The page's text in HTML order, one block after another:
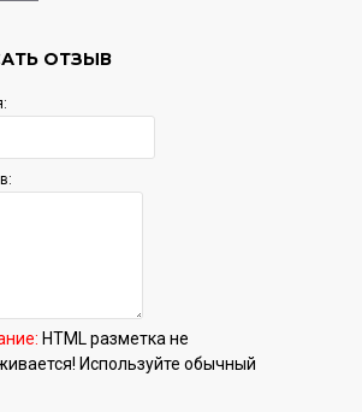
ОТЗЫВ
HTML разметка не
Используйте обычный